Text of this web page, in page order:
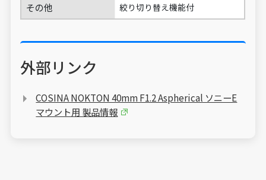
その他 絞り切り替え機能付
外部リンク
COSINA NOKTON 40mm F1.2 Aspherical ソニーE
マウント用 製品情報